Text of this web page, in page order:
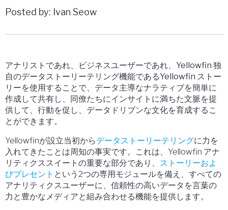
Posted by: Ivan Seow
アナリストであれ、ビジネスユーザーであれ、 Yellowfin 独
自のデータストーリーテリング機能であるYellowfin ストー
リーを使用することで、データ主導なナラティブを簡単に
作成して共有し、同僚たちにインサイトに満ちた文脈を提
供して、行動を促し、データドリブンな文化を育成するこ
とができます。
Yellowfinが設立当初からデータストーリーテリングに力を
入れてきたことは周知の事実です。これは、Yellowfin アナ
リティクススイートの重要な部分であり、 ストーリーおよ
びプレセント という2つの専用モジュールを備え、すべての
アナリティクスユーザーに、信頼性の高いデータを言葉の
力と豊かなメディアと組み合わせる機能を提供します。